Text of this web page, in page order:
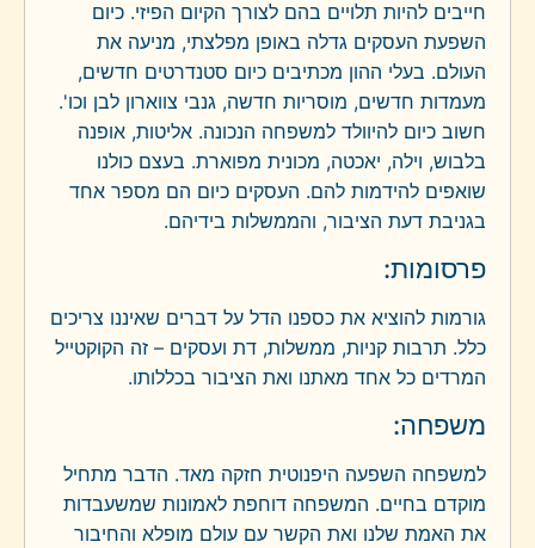
חייבים להיות תלויים בהם לצורך הקיום הפיזי. כיום
השפעת העסקים גדלה באופן מפלצתי, מניעה את
העולם. בעלי ההון מכתיבים כיום סטנדרטים חדשים,
מעמדות חדשים, מוסריות חדשה, גנבי צווארון לבן וכו'.
חשוב כיום להיוולד למשפחה הנכונה. אליטות, אופנה
בלבוש, וילה, יאכטה, מכונית מפוארת. בעצם כולנו
שואפים להידמות להם. העסקים כיום הם מספר אחד
בגניבת דעת הציבור, והממשלות בידיהם.
פרסומות:
גורמות להוציא את כספנו הדל על דברים שאיננו צריכים
כלל. תרבות קניות, ממשלות, דת ועסקים – זה הקוקטייל
המרדים כל אחד מאתנו ואת הציבור בכללותו.
משפחה:
למשפחה השפעה היפנוטית חזקה מאד. הדבר מתחיל
מוקדם בחיים. המשפחה דוחפת לאמונות שמשעבדות
את האמת שלנו ואת הקשר עם עולם מופלא והחיבור